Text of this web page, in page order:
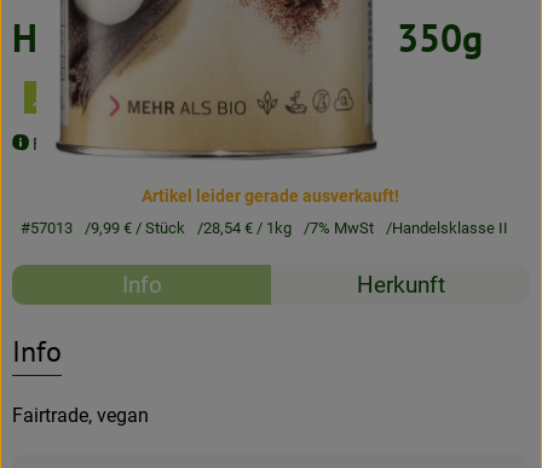
So gehts
Über uns
Bio-Kochboxen
Rezeptarchiv
Heiße Trinkschokolade 350g
Fairtrade, vegan
Artikel leider gerade ausverkauft!
#57013 9,99 €/ Stück 28,54 €/ 1kg 7% MwSt Handelsklasse II
Rezepte
Info Herkunft
Info
Fairtrade, vegan